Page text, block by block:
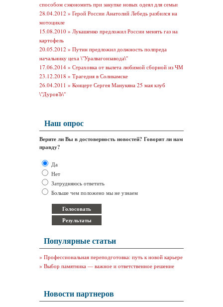
способом сэкономить при закупке новых одеял для семьи
28.04.2012 » Герой России Анатолий Лебедь разбился на
мотоцикле
15.08.2010 » Лукашенко предложил России менять газ на
картофель
20.05.2012 » Путин предложил должность полпреда
начальнику цеха \"Уралвагонзавода\"
17.06.2014 » Страховка от вылета любимой сборной из ЧМ
23.12.2018 » Трагедия в Соликамске
26.04.2011 » Концерт Сергея Манукяна 25 мая клуб
\"ДуровЪ\"
Наш опрос
Верите ли Вы в достоверность новостей? Говорят ли нам
правду?
Да
Нет
Затрудняюсь ответить
Больше чем положено мы не узнаем
Популярные статьи
» Профессиональная переподготовка: путь к новой карьере
» Выбор памятника — важное и ответственное решение
Новости партнеров